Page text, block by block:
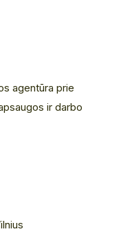
agentūra prie
ir darbo